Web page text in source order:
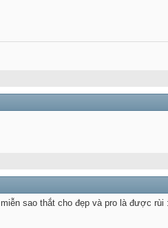
miễn sao thắt cho đẹp và pro là được